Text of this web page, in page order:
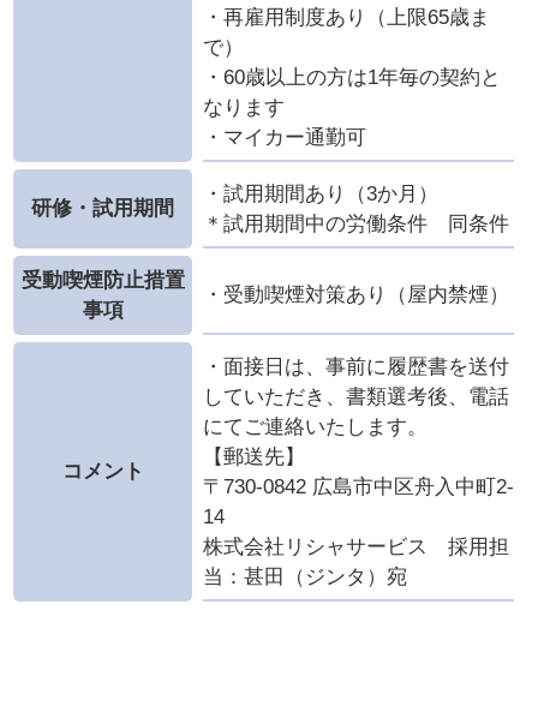
・再雇用制度あり（上限65歳ま
で）
・60歳以上の方は1年毎の契約と
なります
・マイカー通勤可
研修・試用期間
・試用期間あり（3か月）
＊試用期間中の労働条件 同条件
受動喫煙防止措置
事項
・受動喫煙対策あり（屋内禁煙）
コメント
・面接日は、事前に履歴書を送付
していただき、書類選考後、電話
にてご連絡いたします。
【郵送先】
〒730-0842 広島市中区舟入中町2-
14
株式会社リシャサービス 採用担
当：甚田（ジンタ）宛